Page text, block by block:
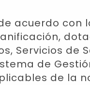
acuerdo
Servicios de
de
de la